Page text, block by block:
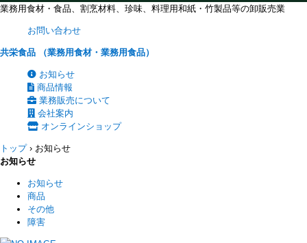
業務用食材・食品、割烹材料、珍味、料理用和紙・竹製品等の卸販売業
お問い合わせ
共栄食品 （業務用食材・業務用食品）
お知らせ
商品情報
業務販売について
会社案内
オンラインショップ
トップ› お知らせ
お知らせ
お知らせ
商品
その他
障害